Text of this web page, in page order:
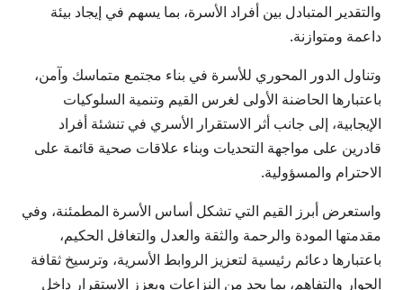
والتقدير المتبادل بين أفراد الأسرة، بما يسهم في إيجاد بيئة
داعمة ومتوازنة.
وتناول الدور المحوري للأسرة في بناء مجتمع متماسك وآمن،
باعتبارها الحاضنة الأولى لغرس القيم وتنمية السلوكيات
الإيجابية، إلى جانب أثر الاستقرار الأسري في تنشئة أفراد
قادرين على مواجهة التحديات وبناء علاقات صحية قائمة على
الاحترام والمسؤولية.
واستعرض أبرز القيم التي تشكل أساس الأسرة المطمئنة، وفي
مقدمتها المودة والرحمة والثقة والعدل والتغافل الحكيم،
باعتبارها دعائم رئيسية لتعزيز الروابط الأسرية، وترسيخ ثقافة
الحوار والتفاهم، بما يحد من النزاعات ويعزز الاستقرار داخل